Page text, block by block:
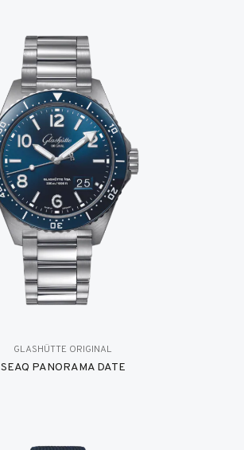
GLASHÜTTE ORIGINAL
SEAQ PANORAMA DATE